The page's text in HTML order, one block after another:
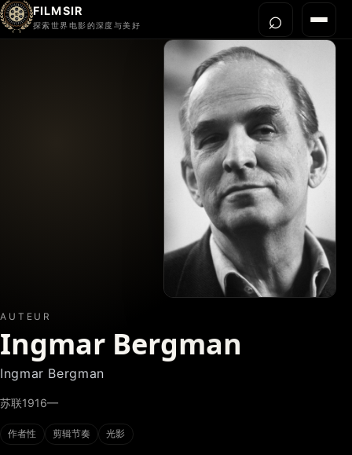
FILMSIR
探索世界电影的深度与美好 菜单
⌕打开
AUTEUR
Ingmar Bergman
Ingmar Bergman
苏联1916—
作者性 剪辑节奏 光影